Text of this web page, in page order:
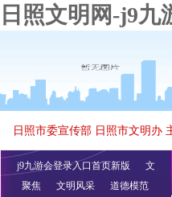
日照文明网-j9九
日照市委宣传部 日照市文明办
j9九游会登录入口首页新版
文
明播报
公益视频
聚焦 文明风采 道德模范